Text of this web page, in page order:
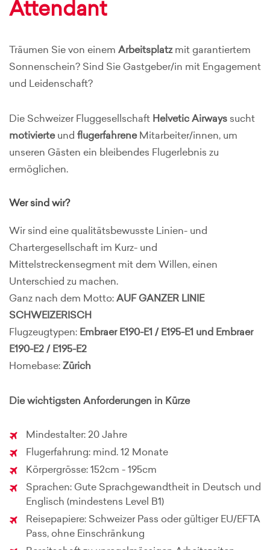
Attendant
Träumen Sie von einem Arbeitsplatz mit garantiertem
Sonnenschein? Sind Sie Gastgeber/in mit Engagement
und Leidenschaft?
Die Schweizer Fluggesellschaft Helvetic Airways sucht
motivierte und flugerfahrene Mitarbeiter/innen, um
unseren Gästen ein bleibendes Flugerlebnis zu
ermöglichen.
Wer sind wir?
Wir sind eine qualitätsbewusste Linien- und
Chartergesellschaft im Kurz- und
Mittelstreckensegment mit dem Willen, einen
Unterschied zu machen.
Ganz nach dem Motto: AUF GANZER LINIE
SCHWEIZERISCH
Flugzeugtypen: Embraer E190-E1 / E195-E1 und Embraer
E190-E2 / E195-E2
Homebase: Zürich
Die wichtigsten Anforderungen in Kürze
Mindestalter: 20 Jahre
Flugerfahrung: mind. 12 Monate
Körpergrösse: 152cm - 195cm
Sprachen: Gute Sprachgewandtheit in Deutsch und
Englisch (mindestens Level B1)
Reisepapiere: Schweizer Pass oder gültiger EU/EFTA
Pass, ohne Einschränkung